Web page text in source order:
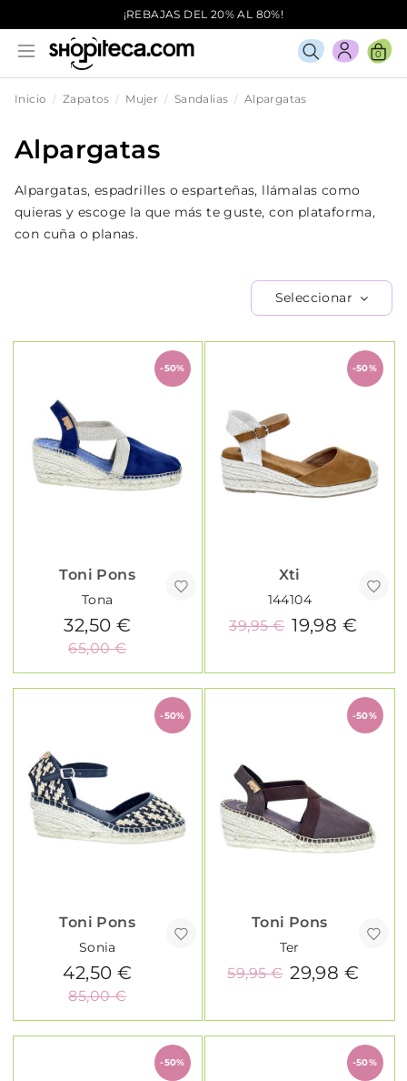
¡REBAJAS DEL 20% AL 80%!
0
Inicio Zapatos Mujer Sandalias Alpargatas
Alpargatas
Alpargatas, espadrilles o esparteñas, llámalas como
quieras y escoge la que más te guste, con plataforma,
con cuña o planas.
Seleccionar
-50%
Toni Pons
Tona
32,50 €
65,00 €
-50%
Xti
144104
19,98 €
39,95 €
-50%
Toni Pons
Sonia
42,50 €
85,00 €
-50%
Toni Pons
Ter
29,98 €
59,95 €
-50% -50%